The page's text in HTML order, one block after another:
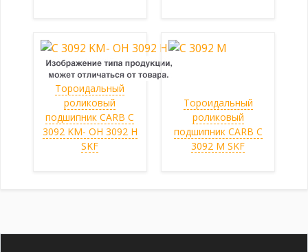
Тороидальный
роликовый
подшипник CARB C
3092 KM- OH 3092 H
SKF
Тороидальный
роликовый
подшипник CARB C
3092 M SKF